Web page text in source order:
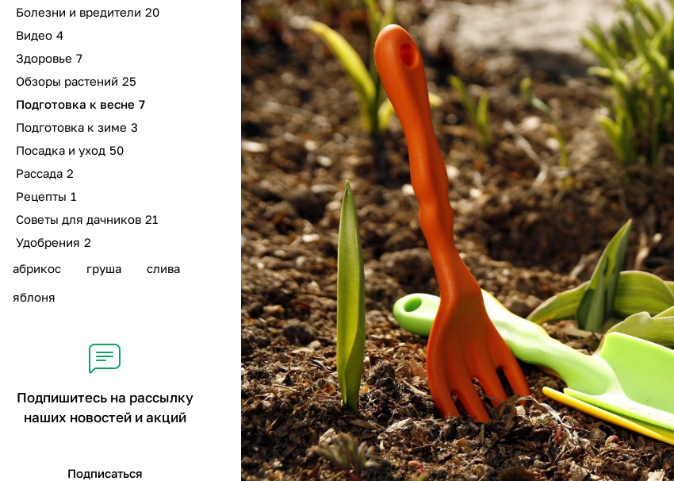
Болезни и вредители 20
Видео 4
Здоровье 7
Обзоры растений 25
Подготовка к весне 7
Подготовка к зиме 3
Посадка и уход 50
Рассада 2
Рецепты 1
Советы для дачников 21
Удобрения 2
абрикос
груша
слива
яблоня
Подпишитесь на рассылку
наших новостей и акций
Подписаться